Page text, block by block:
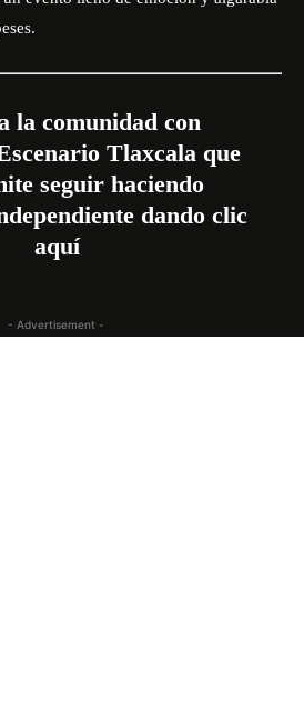
la comunidad con
Tlaxcala que
seguir haciendo
dando clic
aquí
- Advertisement -